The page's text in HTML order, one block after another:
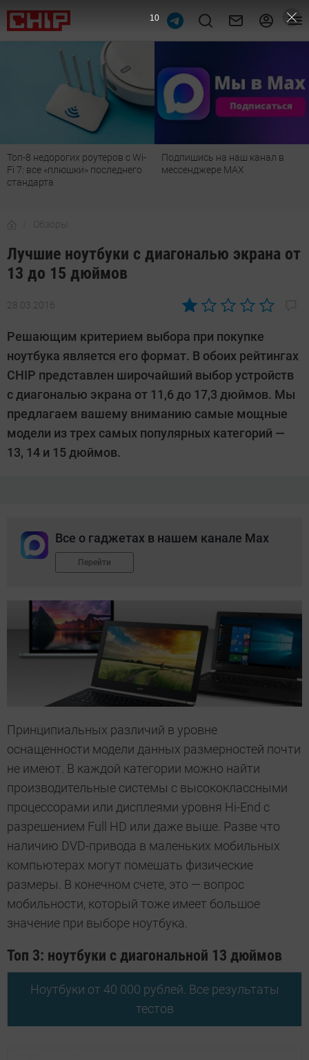
Подпишись на наш канал в
мессенджере МАХ
Рейтинг телевизоров 2026:
лучшие модели для гостиной,
Обзоры
Лучшие ноутбуки с диагональю экрана от
13 до 15 дюймов
28.03.2016
Автор:
Suslov
Решающим критерием выбора при покупке
ноутбука является его формат. В обоих рейтингах
CHIP представлен широчайший выбор устройств
с диагональю экрана от 11,6 до 17,3 дюймов. Мы
предлагаем вашему вниманию самые мощные
модели из трех самых популярных категорий —
13, 14 и 15 дюймов.
Все о гаджетах в нашем канале Max
Перейти
Принципиальных различий в уровне
оснащенности модели данных размерностей почти
не имеют. В каждой категории можно найти
производительные системы с высококлассными
процессорами или дисплеями уровня Hi-End с
разрешением Full HD или даже выше. Разве что
наличию DVD-привода в маленьких мобильных
компьютерах могут помешать физические
размеры. В конечном счете, это — вопрос
мобильности, который тоже имеет большое
значение при выборе ноутбука.
Топ 3: ноутбуки с диагональной 13 дюймов
Ноутбуки от 40 000 рублей. Все результаты
тестов
9